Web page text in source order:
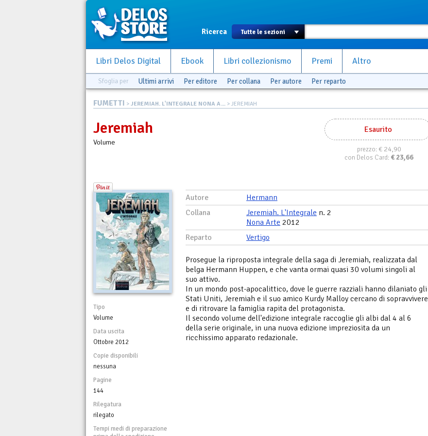
Ricerca
Libri Delos Digital Ebook Libri collezionismo Premi Altro
Sfoglia per Ultimi arrivi Per editore Per collana Per autore Per reparto
FUMETTI > JEREMIAH. L'INTEGRALE NONA A... > JEREMIAH
Esaurito
prezzo:€ 24,90
con Delos Card: € 23,66
Jeremiah
Volume
Tipo
Volume
Data uscita
Ottobre 2012
Copie disponibili
nessuna
Pagine
144
Rilegatura
rilegato
Tempi medi di preparazione
Autore
Hermann
Collana
Jeremiah. L'Integrale n. 2
Nona Arte 2012
Reparto
Vertigo
Prosegue la riproposta integrale della saga di Jeremiah, realizzata dal
belga Hermann Huppen, e che vanta ormai quasi 30 volumi singoli al
suo attivo.
In un mondo post-apocalittico, dove le guerre razziali hanno dilaniato gli
Stati Uniti, Jeremiah e il suo amico Kurdy Malloy cercano di sopravvivere
e di ritrovare la famiglia rapita del protagonista.
Il secondo volume dell'edizione integrale raccoglie gli albi dal 4 al 6
della serie originale, in una nuova edizione impreziosita da un
ricchissimo apparato redazionale.